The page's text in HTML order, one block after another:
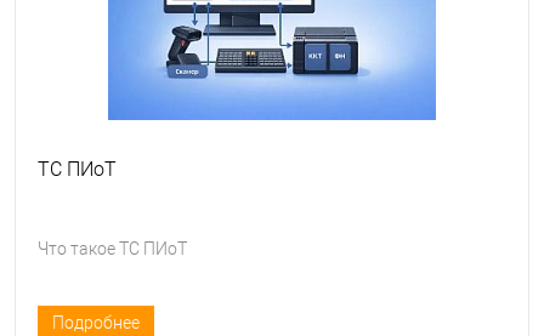
ТС ПИоТ
Что такое ТС ПИоТ
Подробнее